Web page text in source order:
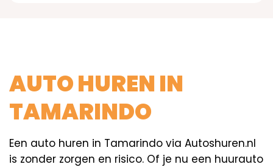
AUTO HUREN IN
TAMARINDO
Een auto huren in Tamarindo via Autoshuren.nl
is zonder zorgen en risico. Of je nu een huurauto